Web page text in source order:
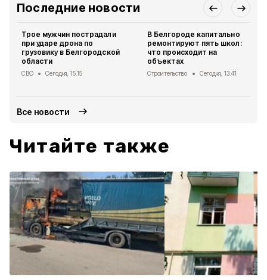
Последние новости
Трое мужчин пострадали
при ударе дрона по
грузовику в Белгородской
области
СВО Сегодня, 15:15
В Белгороде капитально
ремонтируют пять школ:
что происходит на
объектах
Строительство Сегодня, 13:41
Все новости
Читайте также